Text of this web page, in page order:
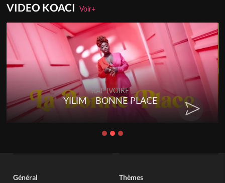
VIDEO KOACIVoir+
RAP IVOIRE
YILIM - BONNE PLACE
Général Thèmes